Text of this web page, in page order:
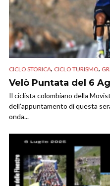
CICLO STORICA, CICLO TURISMO,
Velò Puntata del 6
Il ciclista colombiano della
dell’appuntamento di questa
onda...